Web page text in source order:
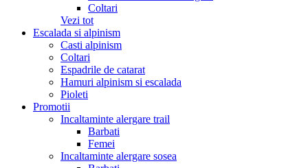
Coltari
Vezi tot
Escalada si alpinism
Casti alpinism
Coltari
Espadrile de catarat
Hamuri alpinism si escalada
Pioleti
Promotii
Incaltaminte alergare trail
Barbati
Femei
Incaltaminte alergare sosea